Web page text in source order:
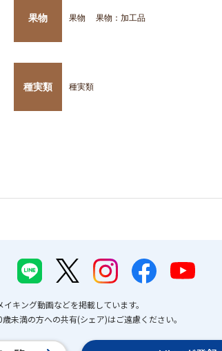
果物 果物 果物：加工品
種実類 種実類
キング動画などを掲載しています。
未満の方への共有(シェア)はご遠慮ください。